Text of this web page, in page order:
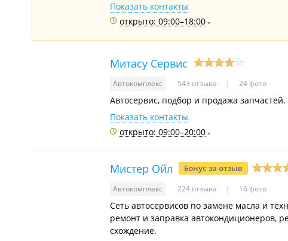
Показать контакты
открыто: 09:00–18:00
Митасу Сервис
Автокомплекс 543 отзыва 24 фото
Автосервис, подбор и продажа
Показать контакты
открыто: 09:00–20:00
Мистер Ойл
Автокомплекс 224 отзыва 16 фото
Сеть автосервисов по замене масла и
ремонт и заправка автокондиционеров,
схождение.